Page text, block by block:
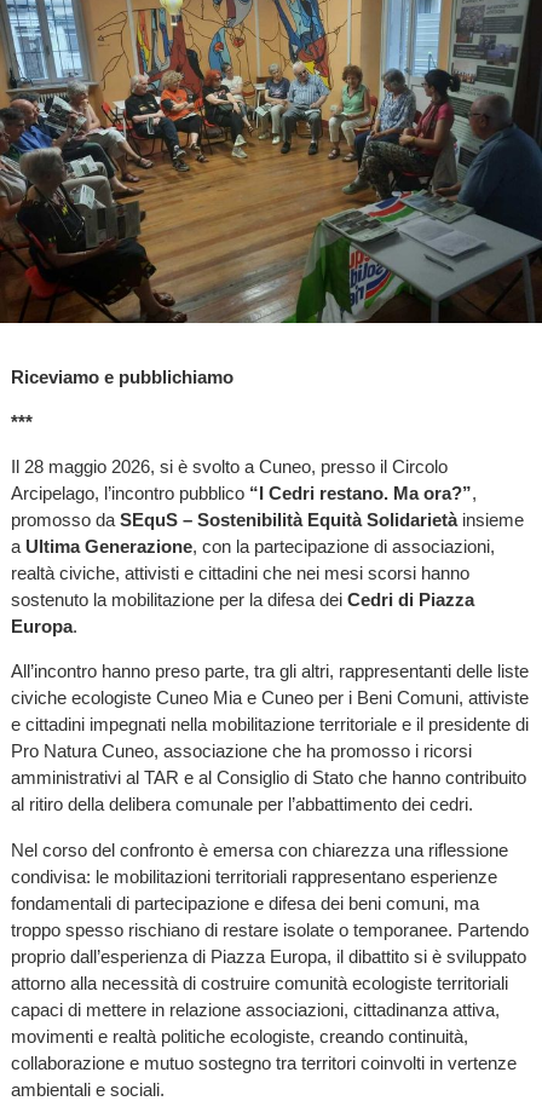
Riceviamo e pubblichiamo
***
Il 28 maggio 2026, si è svolto a Cuneo, presso il Circolo
Arcipelago, l’incontro pubblico“I Cedri restano. Ma ora?”,
promosso da SEquS – Sostenibilità Equità Solidarietàinsieme
a Ultima Generazione, con la partecipazione di associazioni,
realtà civiche, attivisti e cittadini che nei mesi scorsi hanno
sostenuto la mobilitazione per la difesa dei Cedri di Piazza
Europa.
All’incontro hanno preso parte, tra gli altri, rappresentanti delle liste
civiche ecologiste Cuneo Mia e Cuneo per i Beni Comuni, attiviste
e cittadini impegnati nella mobilitazione territoriale e il presidente di
Pro Natura Cuneo, associazione che ha promosso i ricorsi
amministrativi al TAR e al Consiglio di Stato che hanno contribuito
al ritiro della delibera comunale per l’abbattimento dei cedri.
Nel corso del confronto è emersa con chiarezza una riflessione
condivisa: le mobilitazioni territoriali rappresentano esperienze
fondamentali di partecipazione e difesa dei beni comuni, ma
troppo spesso rischiano di restare isolate o temporanee. Partendo
proprio dall’esperienza di Piazza Europa, il dibattito si è sviluppato
attorno alla necessità di costruire comunità ecologiste territoriali
capaci di mettere in relazione associazioni, cittadinanza attiva,
movimenti e realtà politiche ecologiste, creando continuità,
collaborazione e mutuo sostegno tra territori coinvolti in vertenze
ambientali e sociali.